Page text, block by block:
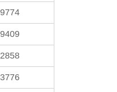
9774
9409
2858
3776